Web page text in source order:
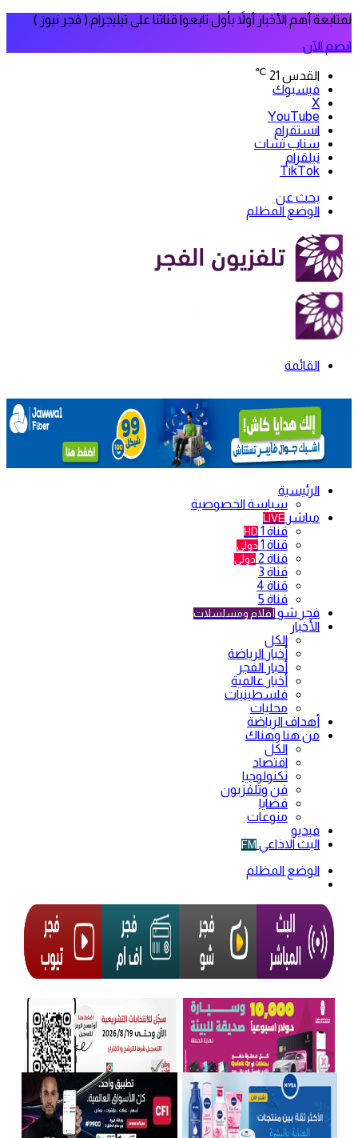
لمتابعة أهم الأخبار أولاً بأول تابعوا قناتنا على تيليجرام ( فجر نيوز )
انضم الآن
القدس 21
℃
فيسبوك
‫X
‫YouTube
انستقرام
سناب تشات
تيلقرام
‫TikTok
بحث عن
الوضع المظلم
القائمة
الرئيسية
سياسة الخصوصية
مباشر LIVE
قناة 1 HD
قناة 1 دولي
قناة 2 دولي
قناة 3
قناة 4
قناة 5
فجر شو أفلام ومسلسلات
الأخبار
الكل
أخبار الرياضة
أخبار الفجر
أخبار عالمية
فلسطينيات
محليات
أهداف الرياضة
من هنا وهناك
الكل
اقتصاد
تكنولوجيا
فن وتلفزيون
قضايا
منوعات
فيديو
البث الاذاعي FM
الوضع المظلم